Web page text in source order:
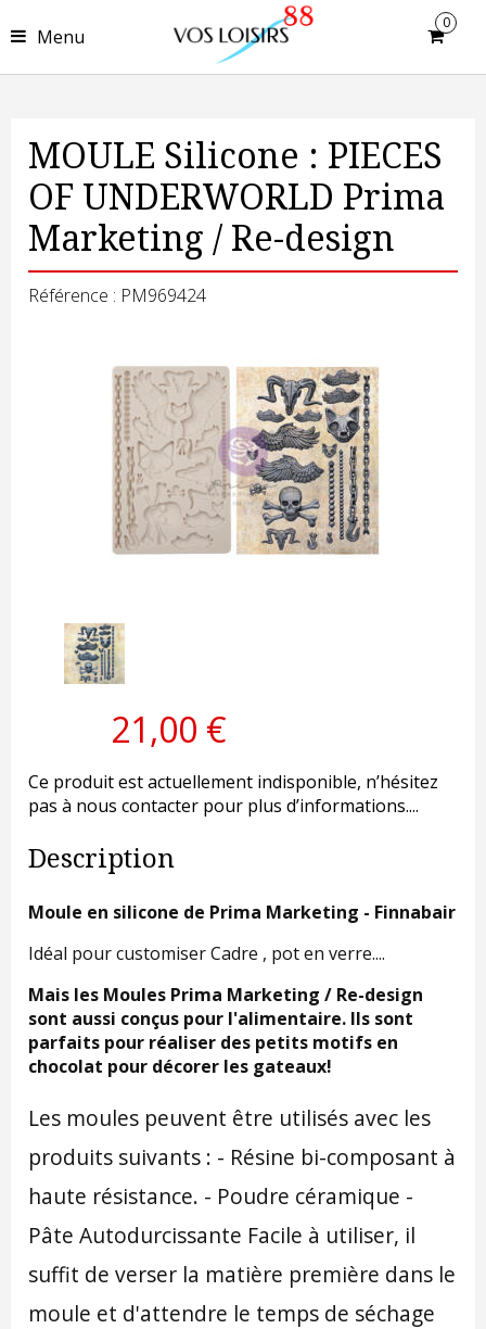
Menu
0
MOULE Silicone : PIECES
OF UNDERWORLD Prima
Marketing / Re-design
Référence : PM969424
21,00 €
Ce produit est actuellement indisponible, n’hésitez
pas à nous contacter pour plus d’informations....
Description
Moule en silicone de Prima Marketing - Finnabair
Idéal pour customiser Cadre , pot en verre....
Mais les Moules Prima Marketing / Re-design
sont aussi conçus pour l'alimentaire. Ils sont
parfaits pour réaliser des petits motifs en
chocolat pour décorer les gateaux!
Les moules peuvent être utilisés avec les
produits suivants : - Résine bi-composant à
haute résistance. - Poudre céramique -
Pâte Autodurcissante Facile à utiliser, il
suffit de verser la matière première dans le
moule et d'attendre le temps de séchage